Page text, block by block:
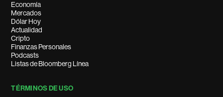
Economía
Mercados
Dólar Hoy
Actualidad
Cripto
Finanzas Personales
Podcasts
Listas de Bloomberg Línea
TÉRMINOS DE USO